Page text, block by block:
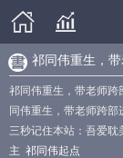
祁同伟重生，
祁同伟重生，带老师跨
同伟重生，带老师跨部
三秒记住本站：吾爱
主 祁同伟起点